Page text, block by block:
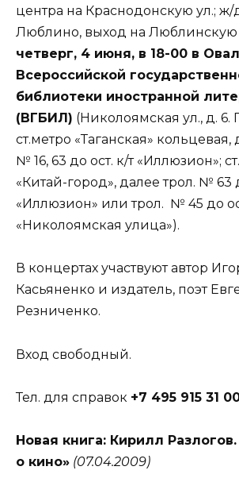
центра на Краснодонскую ул.; ж/
Люблино, выход на Люблинскую
четверг, 4 июня, в 18-00 в
Всероссийской
библиотеки иностранной
(ВГБИЛ) (Николоямская ул., д. 6.
ст.метро «Таганская» кольцевая,
№ 16, 63 до ост. к/т «Иллюзион»;
«Китай-город», далее трол. № 63
«Иллюзион» или трол. № 45 до
«Николоямская улица»).
В концертах участвуют автор
Касьяненко и издатель, поэт
Резниченко.
Вход свободный.
Тел. для справок +7 495 915 31
Новая книга: Кирилл
о кино» (07.04.2009)